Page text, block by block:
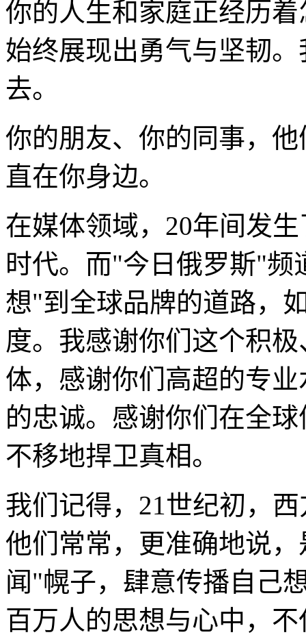
你的人生和家庭正经历
始终展现出勇气与坚韧
去。
你的朋友、你的同事，
直在你身边。
在媒体领域，20年间发
时代。而"今日俄罗斯"
想"到全球品牌的道路，
度。我感谢你们这个积
体，感谢你们高超的专
的忠诚。感谢你们在全
不移地捍卫真相。
我们记得，21世纪初，
他们常常，更准确地说
闻"幌子，肆意传播自己
百万人的思想与心中，